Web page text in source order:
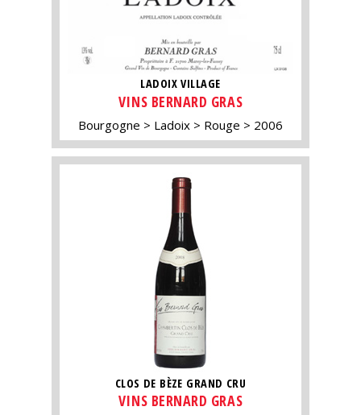
LADOIX VILLAGE
VINS BERNARD GRAS
Bourgogne Ladoix Rouge 2006
CLOS DE BÈZE GRAND CRU
VINS BERNARD GRAS